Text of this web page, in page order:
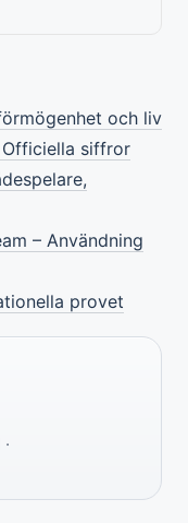
och liv
Officiella siffror
– Användning
provet